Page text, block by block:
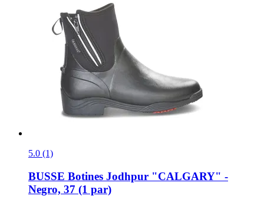
5.0 (1)
BUSSE Botines Jodhpur "CALGARY" -​
Negro, 37 (1 par)